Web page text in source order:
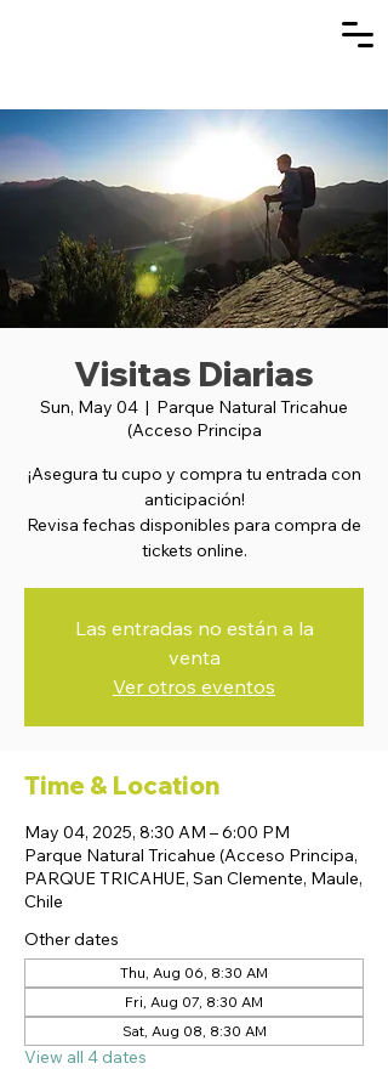
Visitas Diarias
Sun, May 04
  |
Parque Natural Tricahue
(Acceso Principa
¡Asegura tu cupo y compra tu entrada con
anticipación!
Revisa fechas disponibles para compra de
tickets online.
Las entradas no están a la
venta
Ver otros eventos
Time & Location
May 04, 2025, 8:30 AM – 6:00 PM
Parque Natural Tricahue (Acceso Principa,
PARQUE TRICAHUE, San Clemente, Maule,
Chile
Other dates
Thu, Aug 06, 8:30 AM
Fri, Aug 07, 8:30 AM
Sat, Aug 08, 8:30 AM
View all 4 dates